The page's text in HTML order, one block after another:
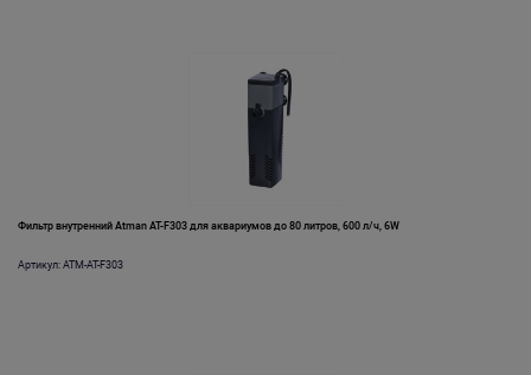
Фильтр внутренний Atman AT-F303 для аквариумов до 80 литров, 600 л/ч, 6W
Артикул: ATM-AT-F303